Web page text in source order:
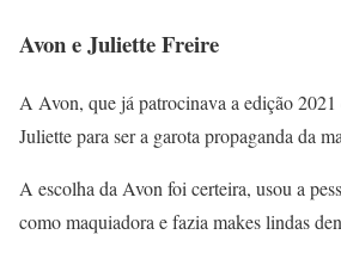
Avon e Juliette Freire
A Avon, que já patrocinava a edição
Juliette para ser a garota propaganda da
A escolha da Avon foi certeira, usou a
como maquiadora e fazia makes lindas